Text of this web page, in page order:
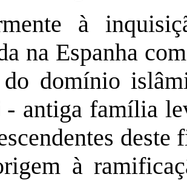
à
na Espanha
domínio
- antiga família
deste
à